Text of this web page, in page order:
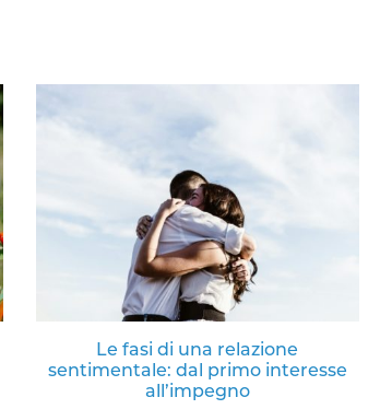
Le fasi di una relazione
sentimentale: dal primo interesse
all’impegno